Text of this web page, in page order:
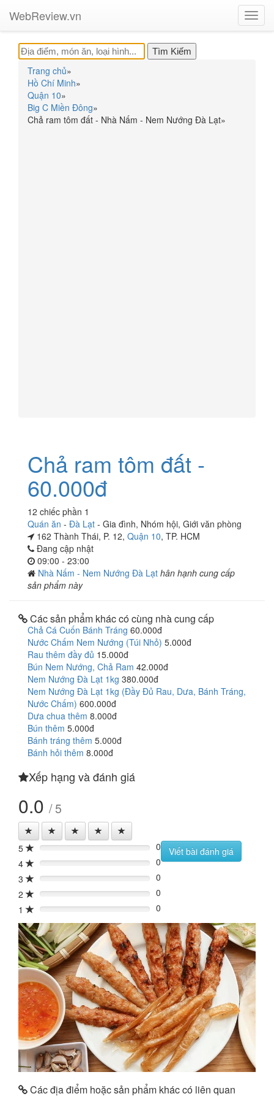
WebReview.vn
Trang chủ»
Hồ Chí Minh»
Quận 10»
Big C Miền Đông»
Chả ram tôm đất - Nhà Nấm - Nem Nướng Đà Lạt»
Chả ram tôm đất -
60.000đ
12 chiếc phần 1
Quán ăn - Đà Lạt - Gia đình, Nhóm hội, Giới văn phòng
162 Thành Thái, P. 12, Quận 10, TP. HCM
Đang cập nhật
09:00 - 23:00
Nhà Nấm - Nem Nướng Đà Lạt hân hạnh cung cấp
sản phẩm này
Các sản phẩm khác có cùng nhà cung cấp
Chả Cá Cuốn Bánh Tráng 60.000đ
Nước Chấm Nem Nướng (Túi Nhỏ) 5.000đ
Rau thêm đầy đủ 15.000đ
Bún Nem Nướng, Chả Ram 42.000đ
Nem Nướng Đà Lạt 1kg 380.000đ
Nem Nướng Đà Lạt 1kg (Đầy Đủ Rau, Dưa, Bánh Tráng,
Nước Chấm) 600.000đ
Dưa chua thêm 8.000đ
Bún thêm 5.000đ
Bánh tráng thêm 5.000đ
Bánh hỏi thêm 8.000đ
Xếp hạng và đánh giá
0.0 / 5
5 0%
0
4
0%
0
3
0%
0
2
0%
0
1
0% 0
Viết bài đánh giá
Các địa điểm hoặc sản phẩm khác có liên quan